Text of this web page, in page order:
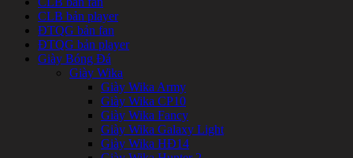
CLB bản player
ĐTQG bản fan
ĐTQG bản player
Giày Bóng Đá
Giày Wika
Giày Wika Army
Giày Wika CP10
Giày Wika Fancy
Giày Wika Galaxy Light
Giày Wika HĐ14